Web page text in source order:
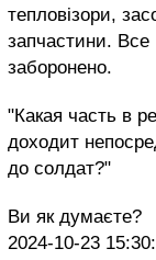
тепловізори,
запчастини.
заборонено.
"Какая часть в
доходит
до солдат?"
Ви як думаєте?
2024-10-23